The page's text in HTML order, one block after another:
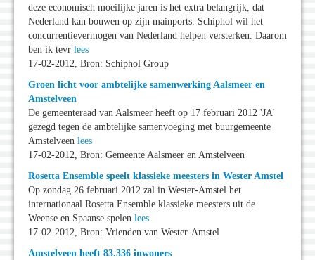
deze economisch moeilijke jaren is het extra belangrijk, dat
Nederland kan bouwen op zijn mainports. Schiphol wil het
concurrentievermogen van Nederland helpen versterken. Daarom
ben ik tevr lees
17-02-2012, Bron: Schiphol Group
Groen licht voor ambtelijke samenwerking Aalsmeer en
Amstelveen
De gemeenteraad van Aalsmeer heeft op 17 februari 2012 'JA'
gezegd tegen de ambtelijke samenvoeging met buurgemeente
Amstelveen lees
17-02-2012, Bron: Gemeente Aalsmeer en Amstelveen
Rosetta Ensemble speelt klassieke meesters in Wester Amstel
Op zondag 26 februari 2012 zal in Wester-Amstel het
internationaal Rosetta Ensemble klassieke meesters uit de
Weense en Spaanse spelen lees
17-02-2012, Bron: Vrienden van Wester-Amstel
Amstelveen heeft 83.336 inwoners